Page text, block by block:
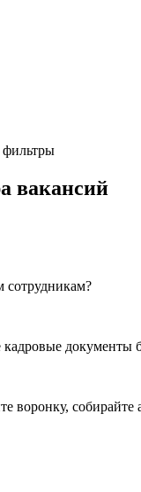
фильтры
вакансий
сотрудникам?
документы
воронку, собирайте